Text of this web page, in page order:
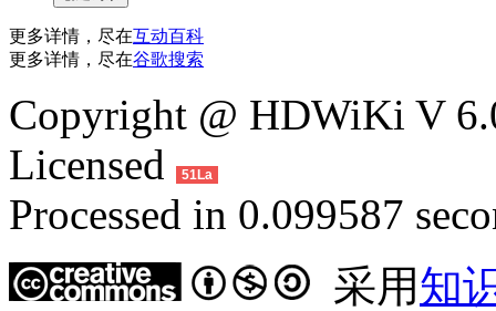
更多详情，尽在互动百科
更多详情，尽在谷歌搜索
Copyright @ HDWiKi V
Licensed
51La
Processed in 0.099587
采用知